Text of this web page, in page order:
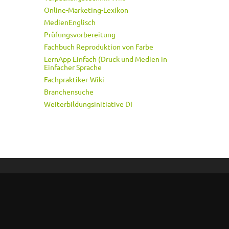
Online-Marketing-Lexikon
MedienEnglisch
Prüfungsvorbereitung
Fachbuch Reproduktion von Farbe
LernApp Einfach (Druck und Medien in
Einfacher Sprache
Fachpraktiker-Wiki
Branchensuche
Weiterbildungsinitiative DI